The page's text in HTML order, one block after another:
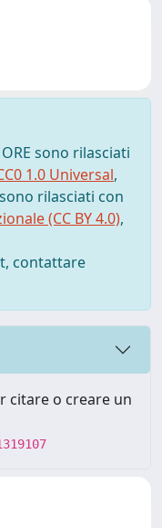
sono rilasciati
1.0 Universal,
rilasciati con
(CC BY 4.0),
contattare
citare o creare un